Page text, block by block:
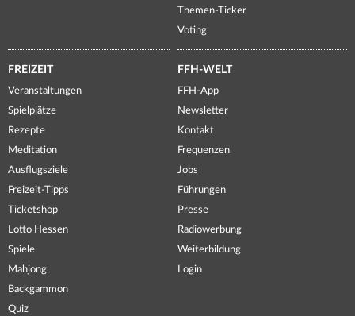
Themen-Ticker
Voting
FREIZEIT
Veranstaltungen
Spielplätze
Rezepte
Meditation
Ausflugsziele
Freizeit-Tipps
Ticketshop
Lotto Hessen
Spiele
Mahjong
Backgammon
Quiz
FFH-WELT
FFH-App
Newsletter
Kontakt
Frequenzen
Jobs
Führungen
Presse
Radiowerbung
Weiterbildung
Login